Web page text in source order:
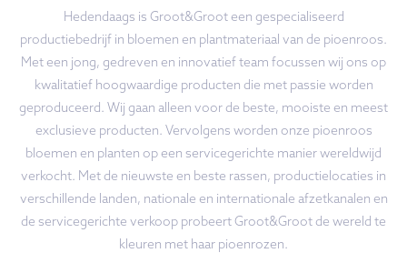
Hedendaags is Groot&Groot een gespecialiseerd
productiebedrijf in bloemen en plantmateriaal van de pioenroos.
Met een jong, gedreven en innovatief team focussen wij ons op
kwalitatief hoogwaardige producten die met passie worden
geproduceerd. Wij gaan alleen voor de beste, mooiste en meest
exclusieve producten. Vervolgens worden onze pioenroos
bloemen en planten op een servicegerichte manier wereldwijd
verkocht. Met de nieuwste en beste rassen, productielocaties in
verschillende landen, nationale en internationale afzetkanalen en
de servicegerichte verkoop probeert Groot&Groot de wereld te
kleuren met haar pioenrozen.